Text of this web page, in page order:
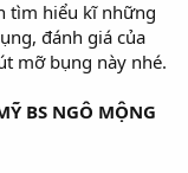
tìm hiểu kĩ những
đánh giá của
mỡ bụng này nhé.
BS NGÔ MỘNG